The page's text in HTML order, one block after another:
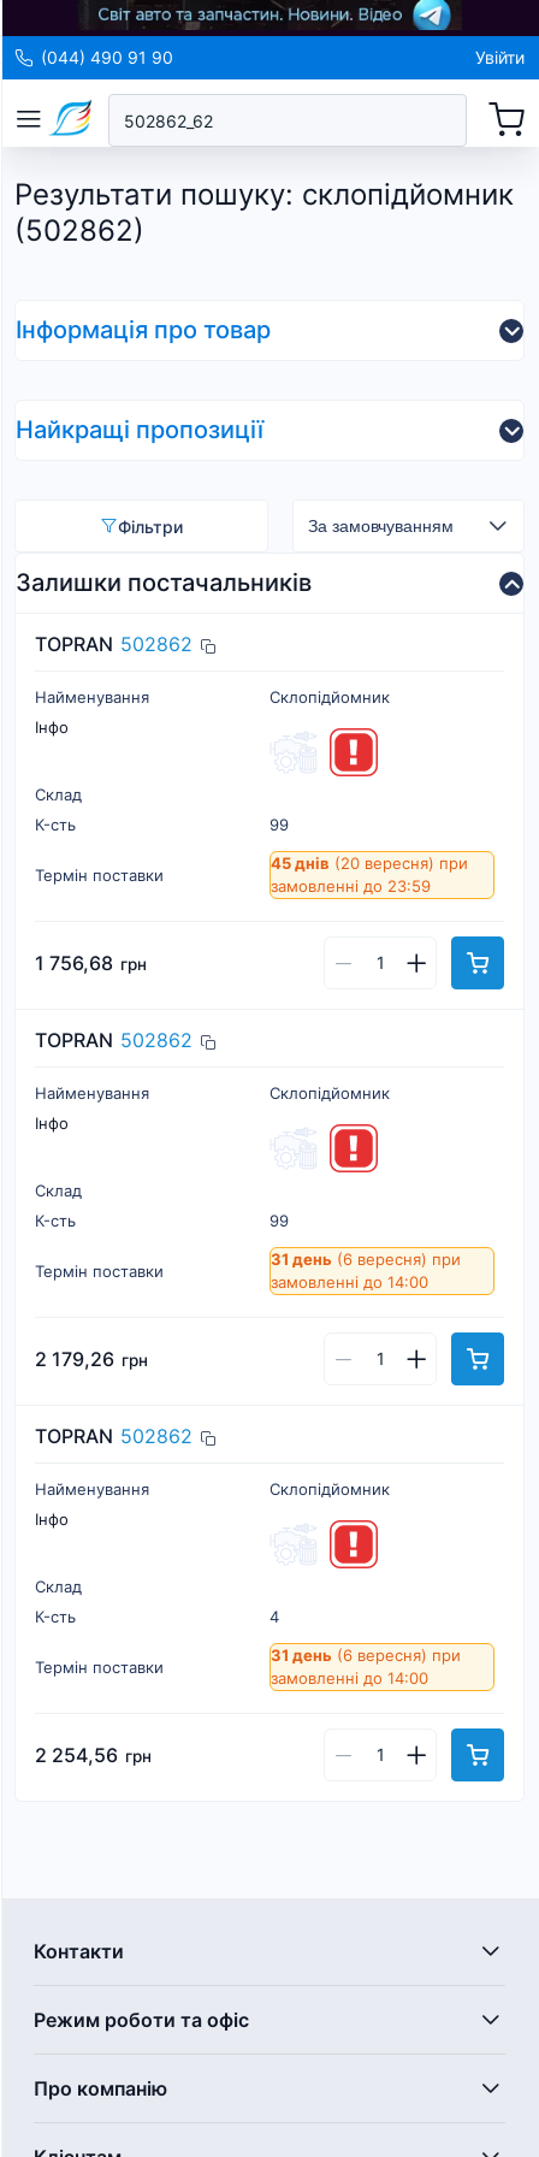
(044) 490 91 90 Увійти
Результати пошуку: склопідйомник
(502862)
Інформація про товар
Найкращі пропозиції
Фільтри
Залишки постачальників
TOPRAN 502862
Найменування
Склопідйомник
Інфо
Склад
К-cть
99
Термін поставки
45 днів (20 вересня) при
замовленні до 23:59
1 756,68 грн
TOPRAN 502862
Найменування
Склопідйомник
Інфо
Склад
К-cть
99
Термін поставки
31 день (6 вересня) при
замовленні до 14:00
2 179,26 грн
TOPRAN 502862
Найменування
Склопідйомник
Інфо
Склад
К-cть
4
Термін поставки
31 день (6 вересня) при
замовленні до 14:00
2 254,56 грн
Контакти
Режим роботи та офіс
Про компанію